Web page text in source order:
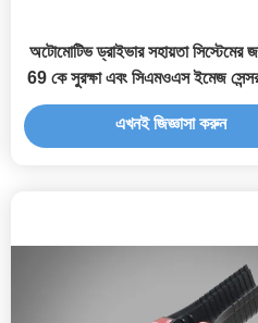
অটোমোটিভ ড্রাইভার সহায়তা সিস্টেমের
69 কে সুরক্ষা এবং সিএমওএস ইমেজ
পি এএইচডি ক্যামেরা
এখনই জিজ্ঞাসা করুন